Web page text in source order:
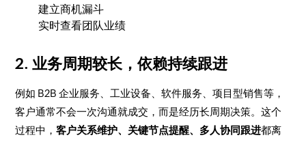
建立商机漏斗
实时查看团队业绩
2. 业务周期较长，依赖持续跟进
例如 B2B 企业服务、工业设备、软件服务、项目型销售等，
客户通常不会一次沟通就成交，而是经历长周期决策。这个
过程中，客户关系维护、关键节点提醒、多人协同跟进都离